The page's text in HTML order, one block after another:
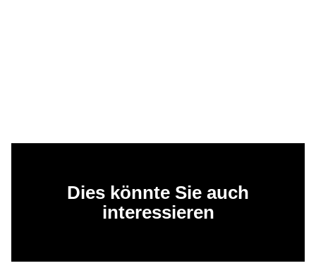
Dies könnte Sie auch
interessieren